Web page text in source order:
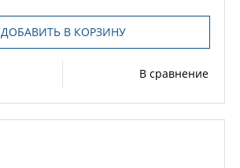
ДОБАВИТЬ В КОРЗИНУ
В сравнение